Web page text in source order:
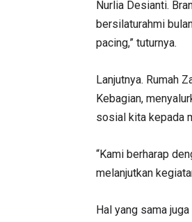
Nurlia Desianti.
bersilaturahmi
pacing,” tuturnya.
Lanjutnya. Rumah
Kebagian,
sosial kita kepada
“Kami berharap
melanjutkan
Hal yang sama